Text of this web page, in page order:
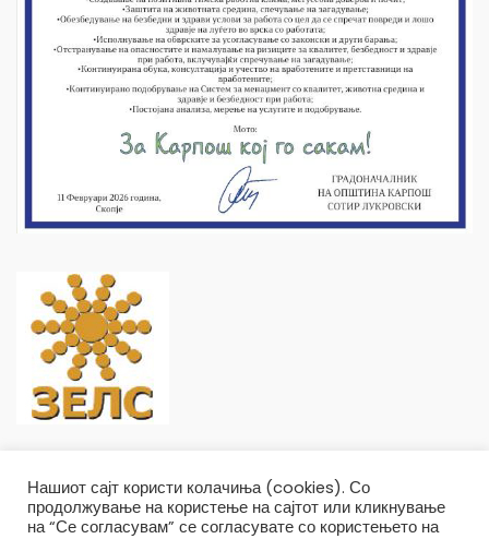
Нашиот сајт користи колачиња (cookies). Со
продолжување на користење на сајтот или кликнување
на “Се согласувам” се согласувате со користењето на